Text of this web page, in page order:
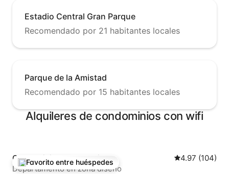
Estadio Central Gran Parque
Recomendado por 21 habitantes locales
Parque de la Amistad
Recomendado por 15 habitantes locales
Alquileres de condominios con wifi
De los mejores en Favorito entre huéspedes
Favorito entre huéspedes
Condominio en Montevideo Calificación
4.97 (104)
Departamento en zona diseño